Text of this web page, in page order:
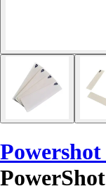
Powershot
PowerShot